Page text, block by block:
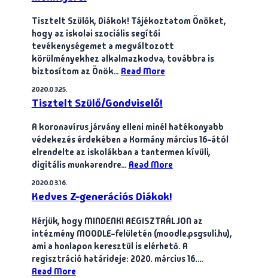
Tisztelt Szülők, Diákok! Tájékoztatom Önöket,
hogy az iskolai szociális segítői
tevékenységemet a megváltozott
körülményekhez alkalmazkodva, továbbra is
biztosítom az Önök… Read More
2020.03.25.
Tisztelt Szülő/Gondviselő!
A koronavírus járvány elleni minél hatékonyabb
védekezés érdekében a Kormány március 16-ától
elrendelte az iskolákban a tantermen kívüli,
digitális munkarendre… Read More
2020.03.16.
Kedves Z-generációs Diákok!
Kérjük, hogy MINDENKI REGISZTRÁLJON az
intézmény MOODLE-felületén (moodle.psgsuli.hu),
ami a honlapon keresztül is elérhető. A
regisztráció határideje: 2020. március 16.…
Read More